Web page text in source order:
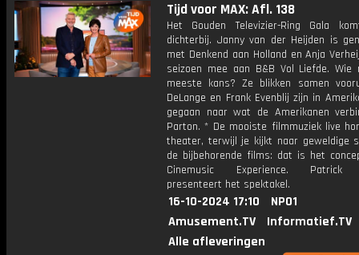
Tijd voor MAX: Afl. 138
Het Gouden Televizier-Ring Gala
dichterbij. Janny van der Heijden is
met Denkend aan Holland en Anja
seizoen mee aan B&B Vol Liefde. Wie
meeste kans? Ze blikken samen
DeLange en Frank Evenblij zijn in
gegaan naar wat de Amerikanen
Parton. * De mooiste filmmuziek live
theater, terwijl je kijkt naar geweldige
de bijbehorende films: dat is het
Cinemusic Experience. Patrick
presenteert het spektakel.
16-10-2024 17:10
NPO1
Amusement.TV
Informatief.TV
Alle afleveringen